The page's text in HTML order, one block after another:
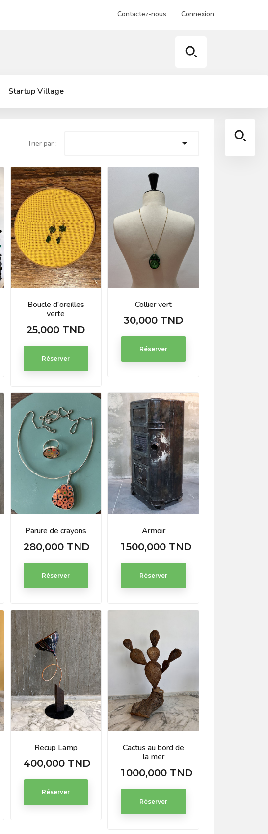
Contactez-nous Connexion
Startup Village
Trier par : 
Boucle d'oreilles
verte
Prix
25,000 TND
Réserver
Collier vert
Prix
30,000 TND
Réserver
Parure de crayons
Prix
280,000 TND
Réserver
Armoir
Prix
1 500,000 TND
Réserver
Recup Lamp
Prix
400,000 TND
Réserver
Cactus au bord de
la mer
Prix
1 000,000 TND
Réserver